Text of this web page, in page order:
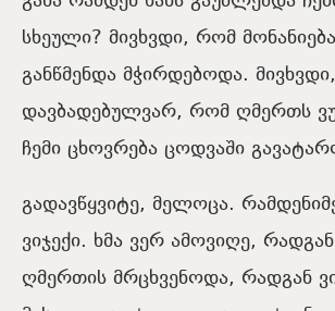
სხეული? მივხვდი, რომ
განწმენდა მჭირდებოდა.
დავბადებულვარ, რომ ღმერთს
ჩემი ცხოვრება ცოდვაში
გადავწყვიტე, მელოცა.
ვიჯექი. ხმა ვერ ამოვიღე,
ღმერთის მრცხვენოდა, რადგან